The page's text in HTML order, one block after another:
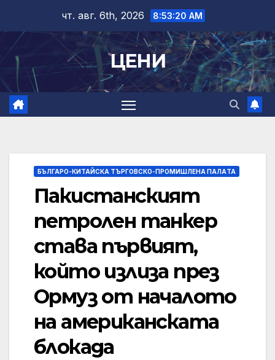
content
чт. авг. 6th, 2026 8:53:21 AM
ЦЕНИ
БЪЛГАРО-КИТАЙСКА ТЪРГОВСКО-ПРОМИШЛЕНА ПАЛAТА
Пакистанският
петролен танкер
става първият,
който излиза през
Ормуз от началото
на американската
блокада